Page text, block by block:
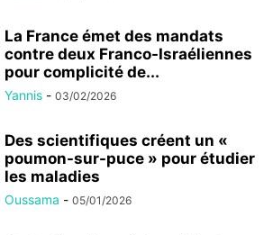
La France émet des mandats
contre deux Franco-Israéliennes
pour complicité de...
Yannis - 03/02/2026
Des scientifiques créent un «
poumon-sur-puce » pour étudier
les maladies
Oussama - 05/01/2026